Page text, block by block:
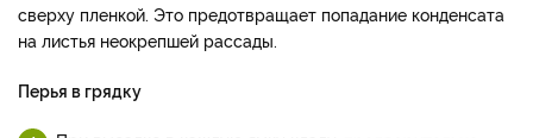
сверху пленкой. Это предотвращает попадание конденсата
на листья неокрепшей рассады.
Перья в грядку